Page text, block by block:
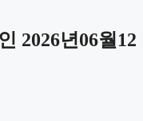
2026년06월12